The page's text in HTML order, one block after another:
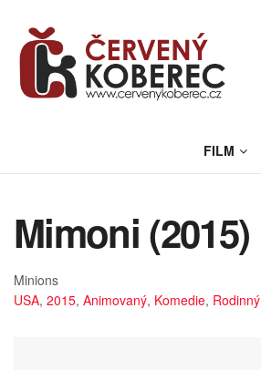
FILM
Mimoni (2015)
Minions
USA, 2015, Animovaný, Komedie, Rodinný